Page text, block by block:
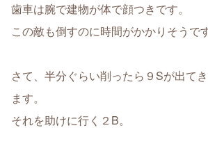
歯車は腕で建物が体で顔つきです。
この敵も倒すのに時間がかかりそうです
さて、半分ぐらい削ったら９Sが出て
ます。
それを助けに行く２B。